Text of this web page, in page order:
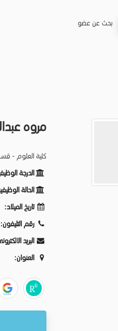
بحـث عن عضو
مروه
كلية العلوم -
الدرجة
الحالة
تاريخ الميلاد:
رقم التليفون:
البريد
العنوان: